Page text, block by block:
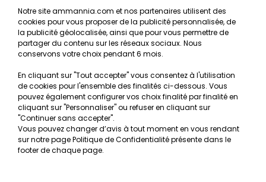
Recherche de Notices de produits
Mentions légales
Conditions générales de vente
RGPD
MON COMPTE
Avantages
Créer un compte client
Notre site ammannia.com et nos partenaires utilisent des
cookies pour vous proposer de la publicité personnalisée, de
la publicité géolocalisée, ainsi que pour vous permettre de
partager du contenu sur les réseaux sociaux. Nous
conservons votre choix pendant 6 mois.
En cliquant sur "Tout accepter" vous consentez à l'utilisation
de cookies pour l'ensemble des finalités ci-dessous. Vous
pouvez également configurer vos choix finalité par finalité en
cliquant sur "Personnaliser" ou refuser en cliquant sur
"Continuer sans accepter".
Vous pouvez changer d’avis à tout moment en vous rendant
sur notre page Politique de Confidentialité présente dans le
footer de chaque page.